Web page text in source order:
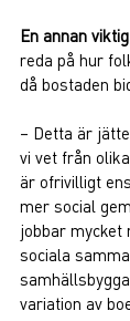
En annan viktig
reda på hur
då bostaden
– Detta är
vi vet från
är ofrivilligt
mer social
jobbar
sociala
variation av